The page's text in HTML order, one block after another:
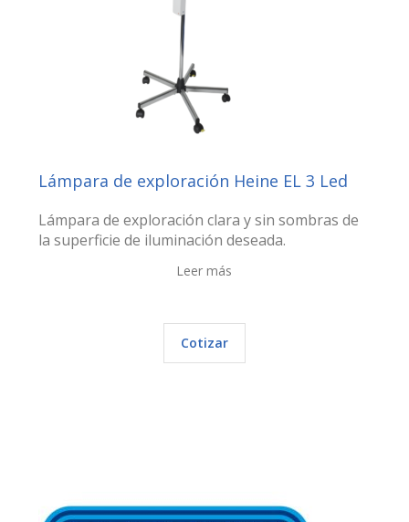
Lámpara de exploración Heine EL 3 Led
Lámpara de exploración clara y sin sombras de
la superficie de iluminación deseada.
Leer más
Cotizar